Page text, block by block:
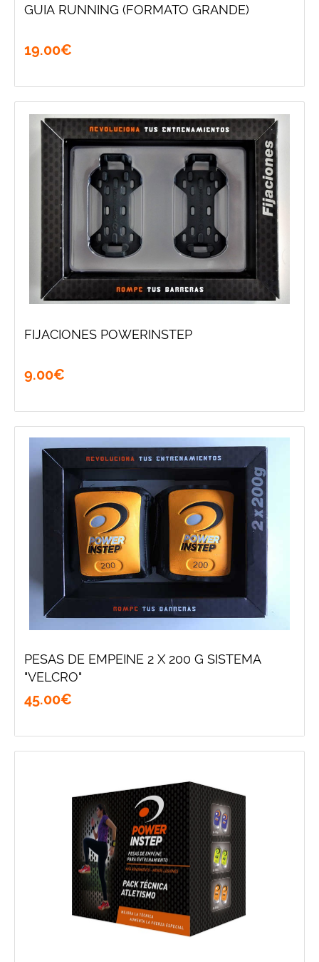
GUIA RUNNING (FORMATO GRANDE)
19.00€
FIJACIONES POWERINSTEP
9.00€
PESAS DE EMPEINE 2 X 200 G SISTEMA
"VELCRO"
45.00€